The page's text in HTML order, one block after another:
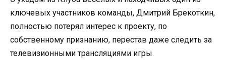
ключевых участников команды, Дмитрий Брекоткин,
полностью потерял интерес к проекту, по
собственному признанию, перестав даже следить за
телевизионными трансляциями игры.